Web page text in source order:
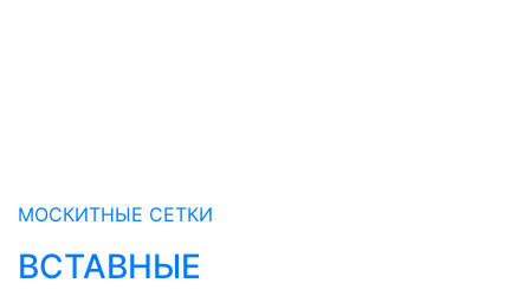
МОСКИТНЫЕ СЕТКИ
ВСТАВНЫЕ